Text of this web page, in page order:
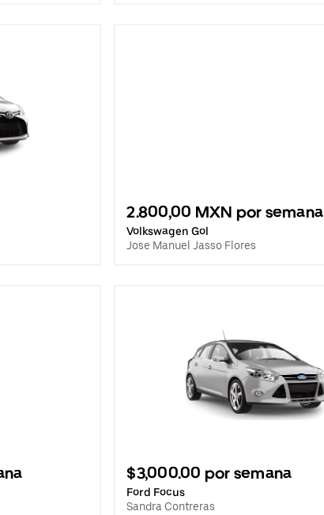
2.800,00 MXN por semana
Volkswagen Gol
Jose Manuel Jasso Flores
$3,000.00 por semana
Ford Focus
Sandra Contreras